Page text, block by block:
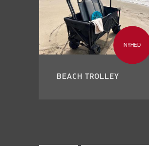
NYHED
BEACH TROLLEY